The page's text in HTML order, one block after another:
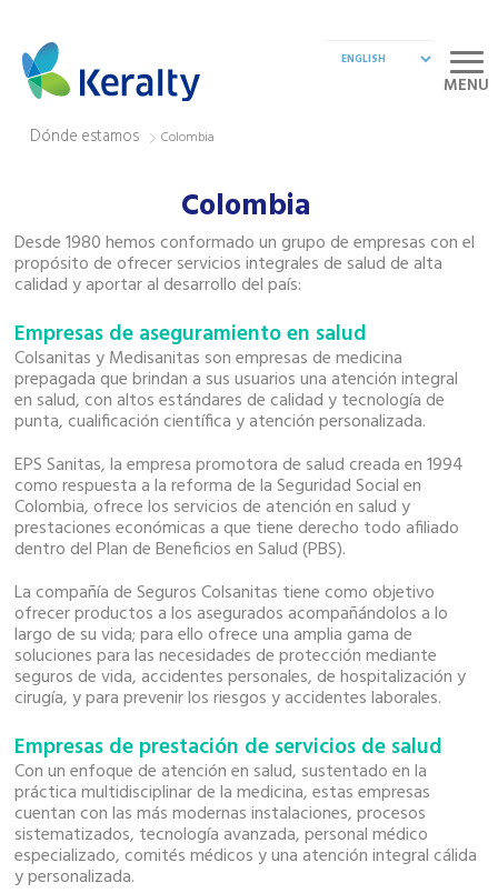
MENU
Dónde estamos
Colombia
Colombia
Desde 1980 hemos conformado un grupo de empresas con el
propósito de ofrecer servicios integrales de salud de alta
calidad y aportar al desarrollo del país:
Empresas de aseguramiento en salud
Colsanitas y Medisanitas son empresas de medicina
prepagada que brindan a sus usuarios una atención integral
en salud, con altos estándares de calidad y tecnología de
punta, cualificación científica y atención personalizada.
EPS Sanitas, la empresa promotora de salud creada en 1994
como respuesta a la reforma de la Seguridad Social en
Colombia, ofrece los servicios de atención en salud y
prestaciones económicas a que tiene derecho todo afiliado
dentro del Plan de Beneficios en Salud (PBS).
La compañía de Seguros Colsanitas tiene como objetivo
ofrecer productos a los asegurados acompañándolos a lo
largo de su vida; para ello ofrece una amplia gama de
soluciones para las necesidades de protección mediante
seguros de vida, accidentes personales, de hospitalización y
cirugía, y para prevenir los riesgos y accidentes laborales.
Empresas de prestación de servicios de salud
Con un enfoque de atención en salud, sustentado en la
práctica multidisciplinar de la medicina, estas empresas
cuentan con las más modernas instalaciones, procesos
sistematizados, tecnología avanzada, personal médico
especializado, comités médicos y una atención integral cálida
y personalizada.